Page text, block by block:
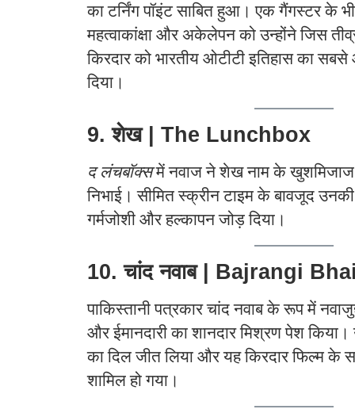
का टर्निंग पॉइंट साबित हुआ। एक गैंगस्टर के
महत्वाकांक्षा और अकेलेपन को उन्होंने जिस
किरदार को भारतीय ओटीटी इतिहास का
दिया।
9. शेख | The Lunchbox
द लंचबॉक्समें नवाज ने शेख नाम के खुशमिजाज
निभाई। सीमित स्क्रीन टाइम के बावजूद
गर्मजोशी और हल्कापन जोड़ दिया।
10. चांद नवाब | Bajrangi
पाकिस्तानी पत्रकार चांद नवाब के रूप में
और ईमानदारी का शानदार मिश्रण पेश किया।
का दिल जीत लिया और यह किरदार फिल्म के
शामिल हो गया।